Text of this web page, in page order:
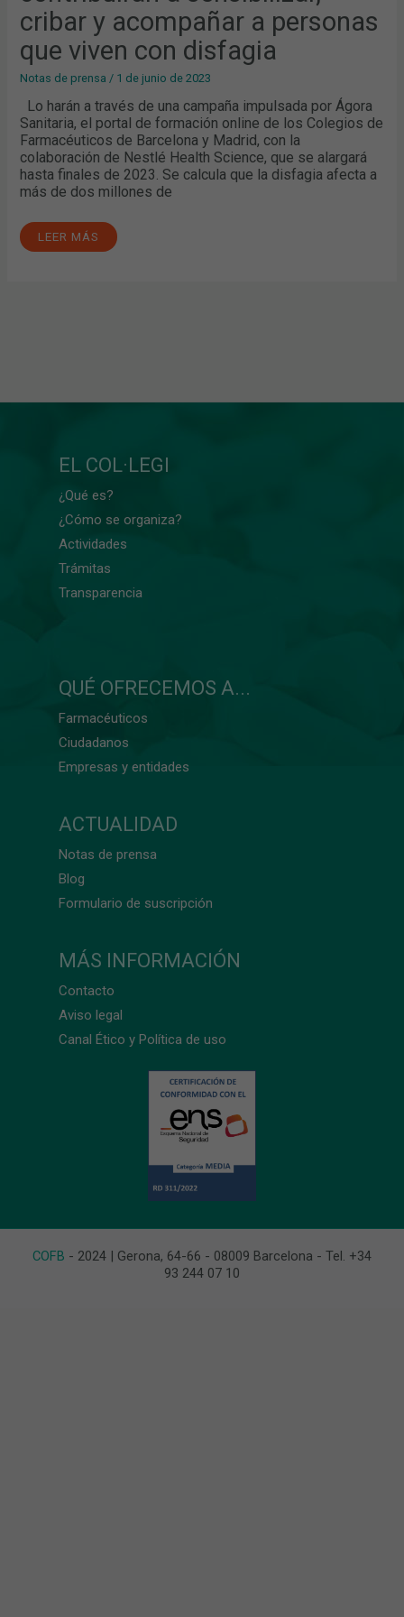
cribar y acompañar a personas
que viven con disfagia
Notas de prensa / 1 de junio de 2023
Lo harán a través de una campaña impulsada por Ágora
Sanitaria, el portal de formación online de los Colegios de
Farmacéuticos de Barcelona y Madrid, con la
colaboración de Nestlé Health Science, que se alargará
hasta finales de 2023. Se calcula que la disfagia afecta a
más de dos millones de
LEER MÁS
EL COL·LEGI
¿Qué es?
¿Cómo se organiza?
Actividades
Trámitas
Transparencia
QUÉ OFRECEMOS A...
Farmacéuticos
Ciudadanos
Empresas y entidades
ACTUALIDAD
Notas de prensa
Blog
Formulario de suscripción
MÁS INFORMACIÓN
Contacto
Aviso legal
Canal Ético y Política de uso
COFB - 2024 | Gerona, 64-66 - 08009 Barcelona - Tel. +34
93 244 07 10